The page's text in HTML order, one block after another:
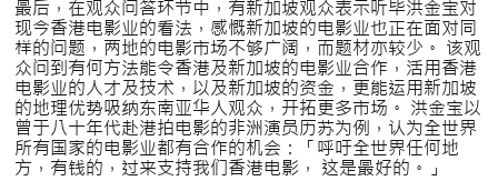
最后，在观众问答环节中，有新加坡观众表示听毕洪金宝对
现今香港电影业的看法，感慨新加坡的电影业也正在面对同
样的问题，两地的电影市场不够广阔，而题材亦较少。 该观
众问到有何方法能令香港及新加坡的电影业合作，活用香港
电影业的人才及技术，以及新加坡的资金，更能运用新加坡
的地理优势吸纳东南亚华人观众，开拓更多市场。 洪金宝以
曾于八十年代赴港拍电影的非洲演员历苏为例，认为全世界
所有国家的电影业都有合作的机会：「呼吁全世界任何地
方，有钱的，过来支持我们香港电影， 这是最好的。」